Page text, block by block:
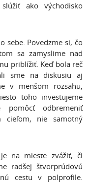
ako východisko
sebe. Povedzme si, čo
sa zamyslime nad
priblížiť. Keď bola reč
sme na diskusiu aj
v menšom rozsahu,
toho investujeme
odbremeniť
cieľom, nie samotný
na mieste zvážiť, či
radšej štvorprúdovú
cestu v polprofile.